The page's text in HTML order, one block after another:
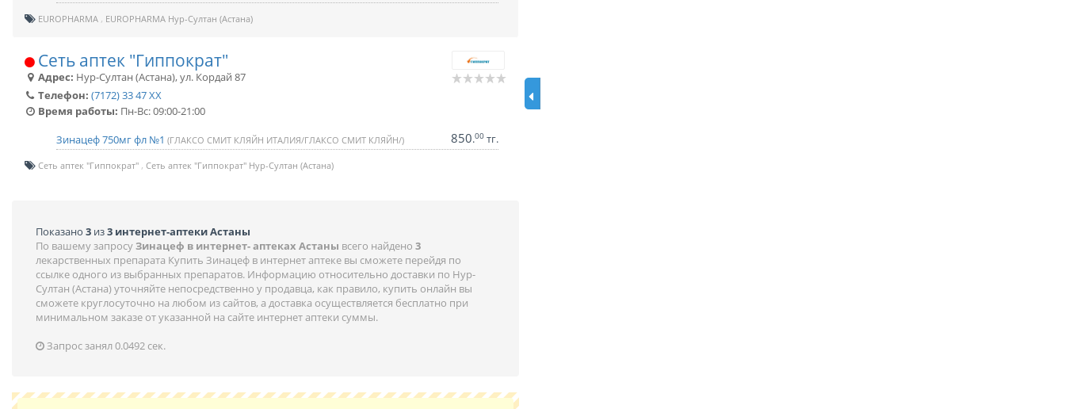
EUROPHARMA EUROPHARMA Нур-Султан (Астана)
Сеть аптек "Гиппократ"
Адрес: Нур-Султан (Астана),ул. Кордай 87
Телефон: (7172) 33 47 XX
Время работы: Пн-Вс: 09:00-21:00
Зинацеф 750мг фл №1 (ГЛАКСО СМИТ КЛЯЙН ИТАЛИЯ/ГЛАКСО СМИТ КЛЯЙН/) 850.00тг.
Сеть аптек "Гиппократ" Сеть аптек "Гиппократ" Нур-Султан (Астана)
Показано 3 из3 интернет-аптеки Астаны
По вашему запросуЗинацеф в интернет- аптеках Астаны всего найдено 3
лекарственных препарата Купить Зинацеф в интернет аптеке вы сможете перейдя по
ссылке одного из выбранных препаратов. Информацию относительно доставки по Нур-
Султан (Астана) уточняйте непосредственно у продавца, как правило, купить онлайн вы
сможете круглосуточно на любом из сайтов, а доставка осуществляется бесплатно при
минимальном заказе от указанной на сайте интернет аптеки суммы.
Запрос занял 0.0492 сек.